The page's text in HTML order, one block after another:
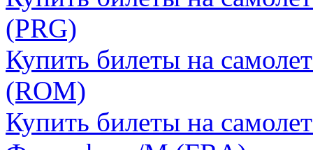
(PRG)
Купить билеты на
(ROM)
Купить билеты на